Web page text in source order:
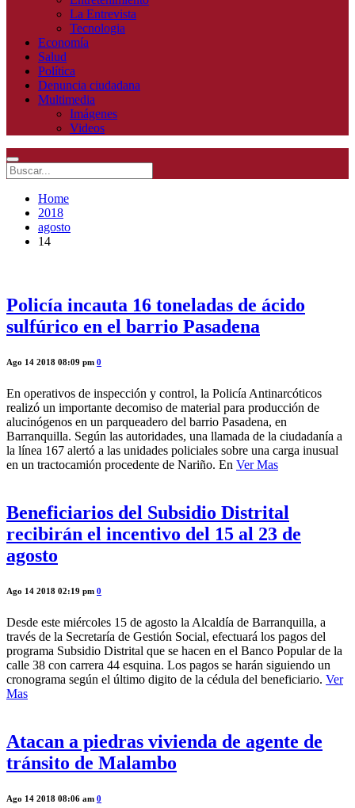
La Entrevista
Tecnologia
Economía
Salud
Política
Denuncia ciudadana
Multimedia
Imágenes
Videos
Home
2018
agosto
14
Policía incauta 16 toneladas de ácido
sulfúrico en el barrio Pasadena
Ago 14 2018 08:09 pm 0
En operativos de inspección y control, la Policía Antinarcóticos
realizó un importante decomiso de material para producción de
alucinógenos en un parqueadero del barrio Pasadena, en
Barranquilla. Según las autoridades, una llamada de la ciudadanía a
la línea 167 alertó a las unidades policiales sobre una carga inusual
en un tractocamión procedente de Nariño. En Ver Mas
Beneficiarios del Subsidio Distrital
recibirán el incentivo del 15 al 23 de
agosto
Ago 14 2018 02:19 pm 0
Desde este miércoles 15 de agosto la Alcaldía de Barranquilla, a
través de la Secretaría de Gestión Social, efectuará los pagos del
programa Subsidio Distrital que se hacen en el Banco Popular de la
calle 38 con carrera 44 esquina. Los pagos se harán siguiendo un
cronograma según el último digito de la cédula del beneficiario. Ver
Mas
Atacan a piedras vivienda de agente de
tránsito de Malambo
Ago 14 2018 08:06 am 0